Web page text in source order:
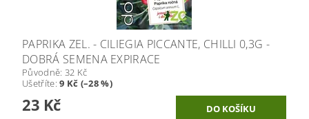
PAPRIKA ZEL. - CILIEGIA PICCANTE, CHILLI 0,3G -
DOBRÁ SEMENA EXPIRACE
Původně: 32 Kč
Ušetříte:9 Kč (–28 %)
23 Kč